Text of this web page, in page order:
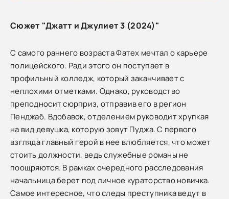
Сюжет "Джатт и Джулиет 3 (2024)"
С самого раннего возраста Фатех мечтал о карьере
полицейского. Ради этого он поступает в
профильный колледж, который заканчивает с
неплохими отметками. Однако, руководство
преподносит сюрприз, отправив его в регион
Пенджаб. Вдобавок, отделением руководит хрупкая
на вид девушка, которую зовут Пуджа. С первого
взгляда главный герой в нее влюбляется, что может
стоить должности, ведь служебные романы не
поощряются. В рамках очередного расследования
начальница берет под личное кураторство новичка.
Самое интересное, что следы преступника ведут в